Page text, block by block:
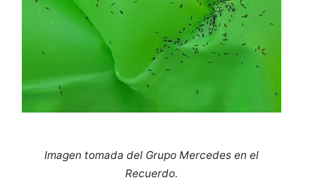
Imagen tomada del Grupo Mercedes en el
Recuerdo.